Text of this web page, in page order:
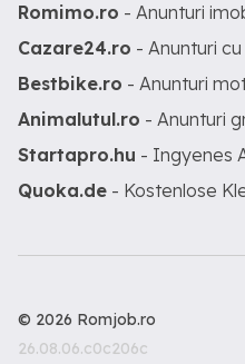
Romimo.ro - Anunturi
Cazare24.ro - Anunturi
Bestbike.ro - Anunturi
Animalutul.ro - Anunturi
Startapro.hu - Ingyenes
Quoka.de - Kostenlose
© 2026 Romjob.ro
26.08.06.c0c206c